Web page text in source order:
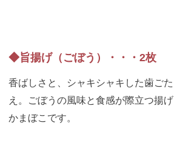
◆旨揚げ（ごぼう）・・・2枚
香ばしさと、シャキシャキした歯ごた
え。ごぼうの風味と食感が際立つ揚げ
かまぼこです。